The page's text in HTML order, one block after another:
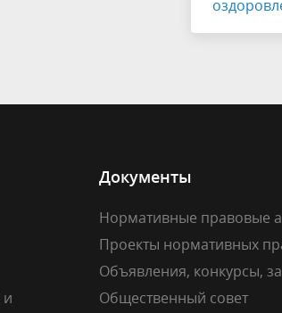
и
Документы
Нормативные правовые
Проекты нормативных
Объявления, конкурсы,
Общественный совет